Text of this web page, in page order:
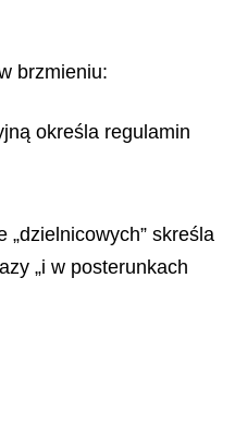
brzmieniu:
określa regulamin
„dzielnicowych” skreśla
„i w posterunkach